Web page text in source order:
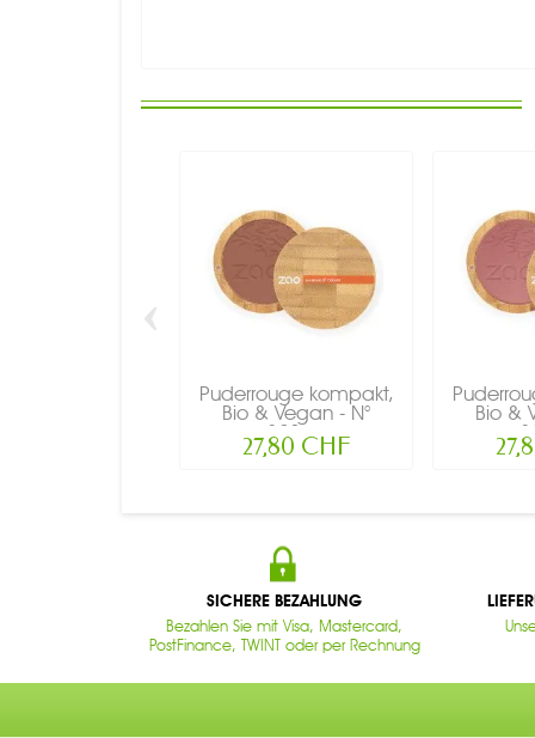
Puderrouge kompakt,
Bio & Vegan - N°
321,...
27,80 CHF
Bio &
‹
SICHERE BEZAHLUNG
Bezahlen Sie mit Visa, Mastercard,
PostFinance, TWINT oder per Rechnung